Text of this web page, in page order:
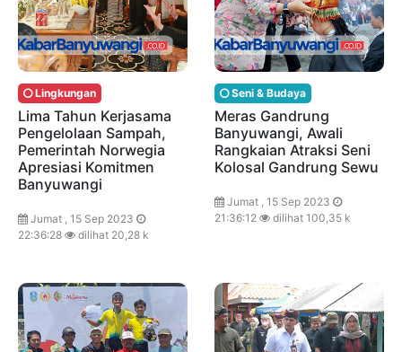
Lingkungan
Lima Tahun Kerjasama
Pengelolaan Sampah,
Pemerintah Norwegia
Apresiasi Komitmen
Banyuwangi
Jumat , 15 Sep 2023
22:36:28
dilihat 20,28 k
Seni & Budaya
Meras Gandrung
Banyuwangi, Awali
Rangkaian Atraksi Seni
Kolosal Gandrung Sewu
Jumat , 15 Sep 2023
21:36:12
dilihat 100,35 k